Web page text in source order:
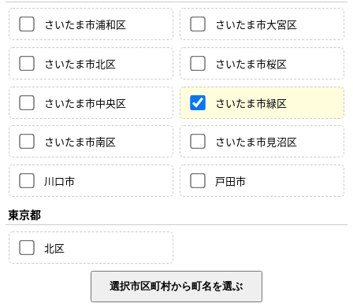
さいたま市浦和区 さいたま市大宮区
さいたま市北区 さいたま市桜区
さいたま市中央区 さいたま市緑区
さいたま市南区 さいたま市見沼区
川口市 戸田市
東京都
北区